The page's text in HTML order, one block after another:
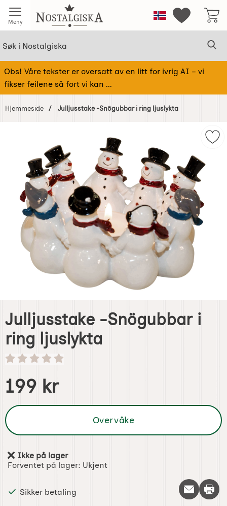
Meny Startsiden for NostalgiskaNorge Mine
Obs! Våre tekster er oversatt av en litt for ivrig AI – vi
fikser feilene så fort vi kan ...
Hjemmeside Julljusstake -Snögubbar i ring ljuslykta
Julljusstake -Snögubbar i
ring ljuslykta
Handle dette produktet, Julljusstake -Snögubbar i ring
pris
199 kr
Overvåke
Produkttilgjengelighet:
Ikke på lager
Forventet på lager: Ukjent
Sikker betaling Skriv